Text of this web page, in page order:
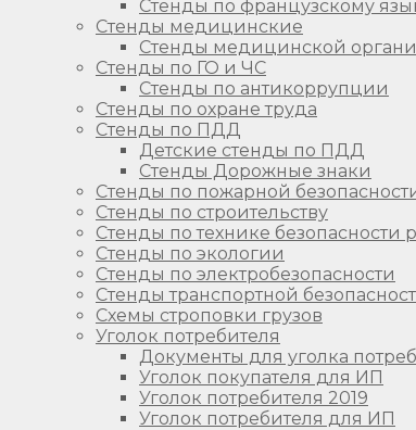
Стенды по французскому
Стенды медицинские
Стенды медицинской
Стенды по ГО и ЧС
Стенды по антикоррупции
Стенды по охране труда
Стенды по ПДД
Детские стенды по ПДД
Стенды Дорожные знаки
Стенды по пожарной
Стенды по строительству
Стенды по технике безопасности
Стенды по экологии
Стенды по электробезопасности
Стенды транспортной
Схемы строповки грузов
Уголок потребителя
Документы для уголка
Уголок покупателя для ИП
Уголок потребителя 2019
Уголок потребителя для ИП